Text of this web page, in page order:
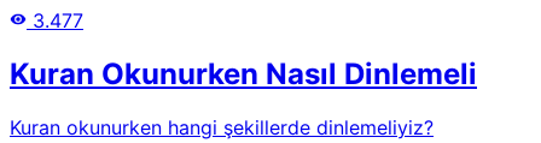
3.477
Kuran Okunurken Nasıl Dinlemeli
Kuran okunurken hangi şekillerde dinlemeliyiz?